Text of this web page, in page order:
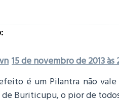
15 de novembro de 2013 às
é um Pilantra não
Buriticupu, o pior de